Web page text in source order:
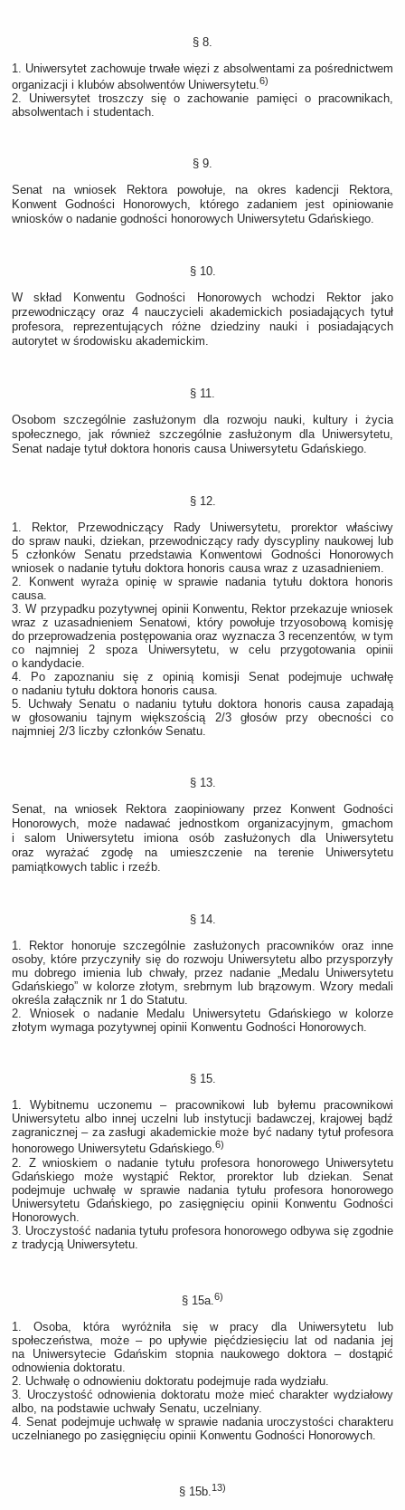
§ 8.
1. Uniwersytet zachowuje trwałe więzi z absolwentami za pośrednictwem
organizacji i klubów absolwentów Uniwersytetu.6)
2. Uniwersytet troszczy się o zachowanie pamięci o pracownikach,
absolwentach i studentach.
§ 9.
Senat na wniosek Rektora powołuje, na okres kadencji Rektora,
Konwent Godności Honorowych, którego zadaniem jest opiniowanie
wniosków o nadanie godności honorowych Uniwersytetu Gdańskiego.
§ 10.
W skład Konwentu Godności Honorowych wchodzi Rektor jako
przewodniczący oraz 4 nauczycieli akademickich posiadających tytuł
profesora, reprezentujących różne dziedziny nauki i posiadających
autorytet w środowisku akademickim.
§ 11.
Osobom szczególnie zasłużonym dla rozwoju nauki, kultury i życia
społecznego, jak również szczególnie zasłużonym dla Uniwersytetu,
Senat nadaje tytuł doktora honoris causa Uniwersytetu Gdańskiego.
§ 12.
1. Rektor, Przewodniczący Rady Uniwersytetu, prorektor właściwy
do spraw nauki, dziekan, przewodniczący rady dyscypliny naukowej lub
5 członków Senatu przedstawia Konwentowi Godności Honorowych
wniosek o nadanie tytułu doktora honoris causa wraz z uzasadnieniem.
2. Konwent wyraża opinię w sprawie nadania tytułu doktora honoris
causa.
3. W przypadku pozytywnej opinii Konwentu, Rektor przekazuje wniosek
wraz z uzasadnieniem Senatowi, który powołuje trzyosobową komisję
do przeprowadzenia postępowania oraz wyznacza 3 recenzentów, w tym
co najmniej 2 spoza Uniwersytetu, w celu przygotowania opinii
o kandydacie.
4. Po zapoznaniu się z opinią komisji Senat podejmuje uchwałę
o nadaniu tytułu doktora honoris causa.
5. Uchwały Senatu o nadaniu tytułu doktora honoris causa zapadają
w głosowaniu tajnym większością 2/3 głosów przy obecności co
najmniej 2/3 liczby członków Senatu.
§ 13.
Senat, na wniosek Rektora zaopiniowany przez Konwent Godności
Honorowych, może nadawać jednostkom organizacyjnym, gmachom
i salom Uniwersytetu imiona osób zasłużonych dla Uniwersytetu
oraz wyrażać zgodę na umieszczenie na terenie Uniwersytetu
pamiątkowych tablic i rzeźb.
§ 14.
1. Rektor honoruje szczególnie zasłużonych pracowników oraz inne
osoby, które przyczyniły się do rozwoju Uniwersytetu albo przysporzyły
mu dobrego imienia lub chwały, przez nadanie „Medalu Uniwersytetu
Gdańskiego” w kolorze złotym, srebrnym lub brązowym. Wzory medali
określa załącznik nr 1 do Statutu.
2. Wniosek o nadanie Medalu Uniwersytetu Gdańskiego w kolorze
złotym wymaga pozytywnej opinii Konwentu Godności Honorowych.
§ 15.
1. Wybitnemu uczonemu – pracownikowi lub byłemu pracownikowi
Uniwersytetu albo innej uczelni lub instytucji badawczej, krajowej bądź
zagranicznej – za zasługi akademickie może być nadany tytuł profesora
honorowego Uniwersytetu Gdańskiego.6)
2. Z wnioskiem o nadanie tytułu profesora honorowego Uniwersytetu
Gdańskiego może wystąpić Rektor, prorektor lub dziekan. Senat
podejmuje uchwałę w sprawie nadania tytułu profesora honorowego
Uniwersytetu Gdańskiego, po zasięgnięciu opinii Konwentu Godności
Honorowych.
3. Uroczystość nadania tytułu profesora honorowego odbywa się zgodnie
z tradycją Uniwersytetu.
§ 15a.6)
1. Osoba, która wyróżniła się w pracy dla Uniwersytetu lub
społeczeństwa, może – po upływie pięćdziesięciu lat od nadania jej
na Uniwersytecie Gdańskim stopnia naukowego doktora – dostąpić
odnowienia doktoratu.
2. Uchwałę o odnowieniu doktoratu podejmuje rada wydziału.
3. Uroczystość odnowienia doktoratu może mieć charakter wydziałowy
albo, na podstawie uchwały Senatu, uczelniany.
4. Senat podejmuje uchwałę w sprawie nadania uroczystości charakteru
uczelnianego po zasięgnięciu opinii Konwentu Godności Honorowych.
§ 15b.13)